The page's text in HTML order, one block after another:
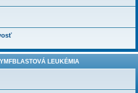
LEUKÉMIA